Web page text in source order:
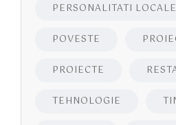
PERSONALITATI LOCALE
POVESTE
PROIECTE
TEHNOLOGIE